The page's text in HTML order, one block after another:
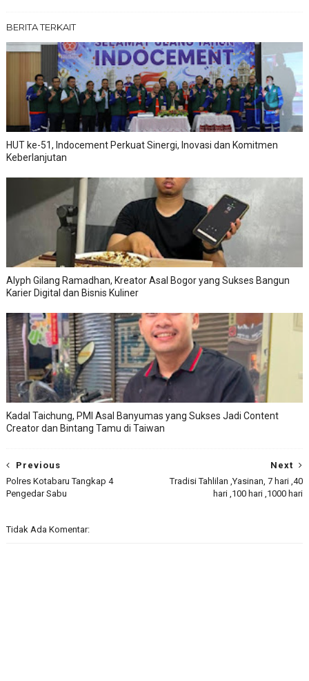
BERITA TERKAIT
HUT ke-51, Indocement Perkuat Sinergi, Inovasi dan Komitmen
Keberlanjutan
Alyph Gilang Ramadhan, Kreator Asal Bogor yang Sukses Bangun
Karier Digital dan Bisnis Kuliner
Kadal Taichung, PMI Asal Banyumas yang Sukses Jadi Content
Creator dan Bintang Tamu di Taiwan
Next
Tradisi Tahlilan ,Yasinan, 7 hari ,40
hari ,100 hari ,1000 hari
Previous
Polres Kotabaru Tangkap 4
Pengedar Sabu
Tidak Ada Komentar: